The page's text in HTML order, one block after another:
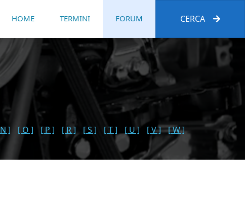
HOME TERMINI FORUM CERCA
] [ O ] [ P ] [ R ] [ S ] [ T ] [ U ] [ V ]
[ W ]